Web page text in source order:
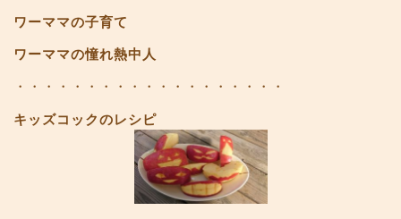
ワーママの子育て
ワーママの憧れ熱中人
・・・・・・・・・・・・・・・・・・・
キッズコックのレシピ